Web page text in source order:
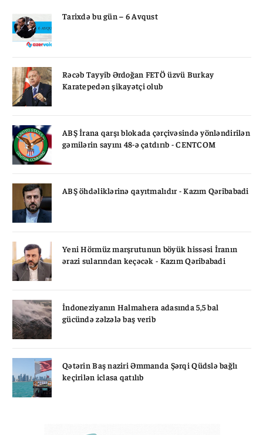
Tarixdə bu gün – 6 Avqust
Rəcəb Tayyib Ərdoğan FETÖ üzvü Burkay
Karatepedən şikayətçi olub
ABŞ İrana qarşı blokada çərçivəsində yönləndirilən
gəmilərin sayını 48-ə çatdırıb - CENTCOM
ABŞ öhdəliklərinə qayıtmalıdır - Kazım Qəribabadi
Yeni Hörmüz marşrutunun böyük hissəsi İranın
ərazi sularından keçəcək - Kazım Qəribabadi
İndoneziyanın Halmahera adasında 5,5 bal
gücündə zəlzələ baş verib
Qətərin Baş naziri Əmmanda Şərqi Qüdslə bağlı
keçirilən iclasa qatılıb